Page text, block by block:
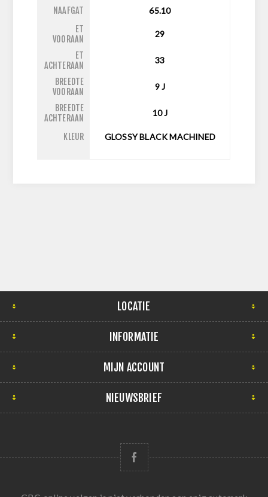
NAAFGAT
65.10
ET
VOORAAN
29
ET
ACHTERAAN
33
BREEDTE
VOORAAN
9J
BREEDTE
ACHTERAAN
10J
KLEUR GLOSSY BLACK MACHINED
LOCATIE
INFORMATIE
MIJN ACCOUNT
NIEUWSBRIEF